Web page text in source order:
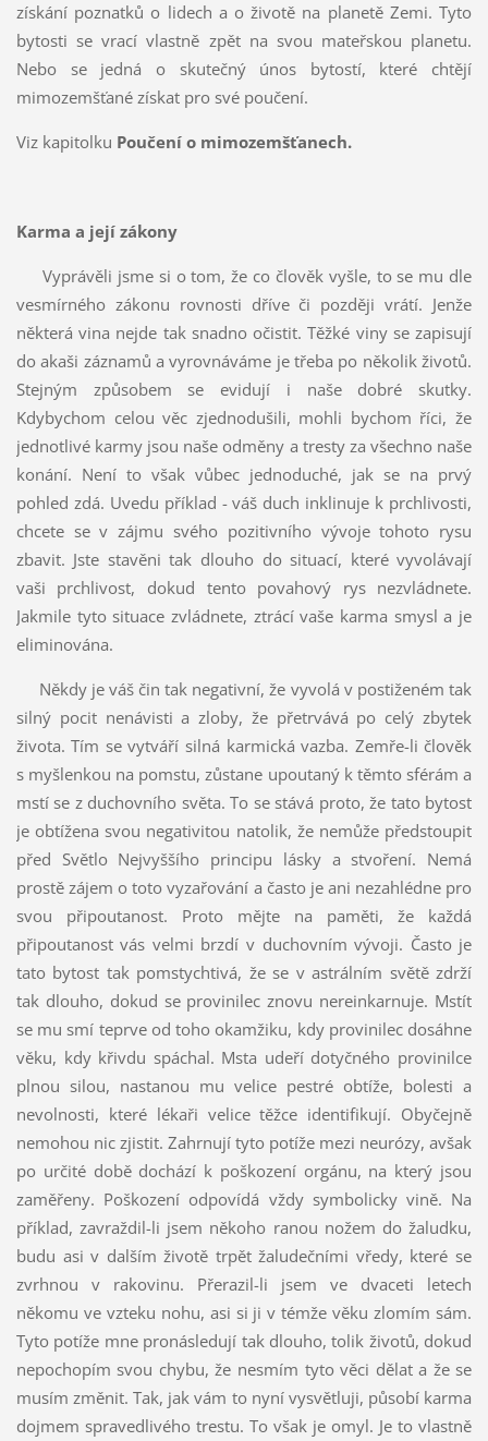
získání poznatků o lidech a o životě na planetě Zemi. Tyto
bytosti se vrací vlastně zpět na svou mateřskou planetu.
Nebo se jedná o skutečný únos bytostí, které chtějí
mimozemšťané získat pro své poučení.
Viz kapitolku Poučení o mimozemšťanech.
Karma a její zákony
Vyprávěli jsme si o tom, že co člověk vyšle, to se mu dle
vesmírného zákonu rovnosti dříve či později vrátí. Jenže
některá vina nejde tak snadno očistit. Těžké viny se zapisují
do akaši záznamů a vyrovnáváme je třeba po několik životů.
Stejným způsobem se evidují i naše dobré skutky.
Kdybychom celou věc zjednodušili, mohli bychom říci, že
jednotlivé karmy jsou naše odměny a tresty za všechno naše
konání. Není to však vůbec jednoduché, jak se na prvý
pohled zdá. Uvedu příklad - váš duch inklinuje k prchlivosti,
chcete se v zájmu svého pozitivního vývoje tohoto rysu
zbavit. Jste stavěni tak dlouho do situací, které vyvolávají
vaši prchlivost, dokud tento povahový rys nezvládnete.
Jakmile tyto situace zvládnete, ztrácí vaše karma smysl a je
eliminována.
Někdy je váš čin tak negativní, že vyvolá v postiženém tak
silný pocit nenávisti a zloby, že přetrvává po celý zbytek
života. Tím se vytváří silná karmická vazba. Zemře-li člověk
s myšlenkou na pomstu, zůstane upoutaný k těmto sférám a
mstí se z duchovního světa. To se stává proto, že tato bytost
je obtížena svou negativitou natolik, že nemůže předstoupit
před Světlo Nejvyššího principu lásky a stvoření. Nemá
prostě zájem o toto vyzařování a často je ani nezahlédne pro
svou připoutanost. Proto mějte na paměti, že každá
připoutanost vás velmi brzdí v duchovním vývoji. Často je
tato bytost tak pomstychtivá, že se v astrálním světě zdrží
tak dlouho, dokud se provinilec znovu nereinkarnuje. Mstít
se mu smí teprve od toho okamžiku, kdy provinilec dosáhne
věku, kdy křivdu spáchal. Msta udeří dotyčného provinilce
plnou silou, nastanou mu velice pestré obtíže, bolesti a
nevolnosti, které lékaři velice těžce identifikují. Obyčejně
nemohou nic zjistit. Zahrnují tyto potíže mezi neurózy, avšak
po určité době dochází k poškození orgánu, na který jsou
zaměřeny. Poškození odpovídá vždy symbolicky vině. Na
příklad, zavraždil-li jsem někoho ranou nožem do žaludku,
budu asi v dalším životě trpět žaludečními vředy, které se
zvrhnou v rakovinu. Přerazil-li jsem ve dvaceti letech
někomu ve vzteku nohu, asi si ji v témže věku zlomím sám.
Tyto potíže mne pronásledují tak dlouho, tolik životů, dokud
nepochopím svou chybu, že nesmím tyto věci dělat a že se
musím změnit. Tak, jak vám to nyní vysvětluji, působí karma
dojmem spravedlivého trestu. To však je omyl. Je to vlastně